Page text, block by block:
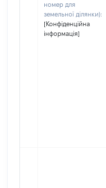
номер для
земельної ділянки):
[Конфіденційна
інформація]